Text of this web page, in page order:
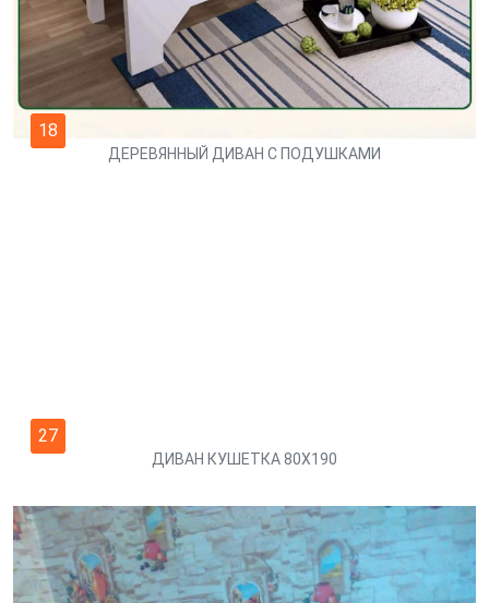
18
ДЕРЕВЯННЫЙ ДИВАН С ПОДУШКАМИ
27
ДИВАН КУШЕТКА 80Х190